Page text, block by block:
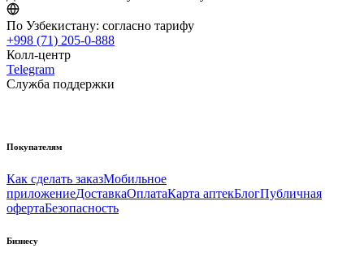
По Узбекистану: согласно тарифу
+998 (71) 205-0-888
Колл-центр
Telegram
Служба поддержки
Покупателям
Как сделать заказМобильное
приложениеДоставкаОплатаКарта аптекБлогПубличная
офертаБезопасность
Бизнесу